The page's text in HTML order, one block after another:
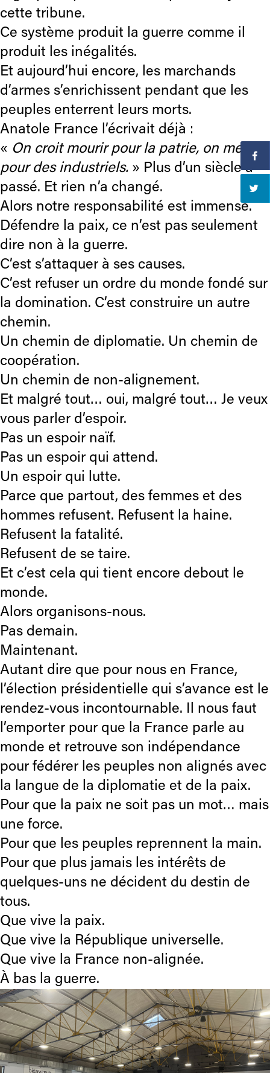
cette tribune.
Ce système produit la guerre comme il
produit les inégalités.
Et aujourd’hui encore, les marchands
d’armes s’enrichissent pendant que les
peuples enterrent leurs morts.
Anatole France l’écrivait déjà :
« On croit mourir pour la patrie, on meurt
pour des industriels. » Plus d’un siècle a
passé. Et rien n’a changé.
Alors notre responsabilité est immense.
Défendre la paix, ce n’est pas seulement
dire non à la guerre.
C’est s’attaquer à ses causes.
C’est refuser un ordre du monde fondé sur
la domination. C’est construire un autre
chemin.
Un chemin de diplomatie. Un chemin de
coopération.
Un chemin de non-alignement.
Et malgré tout… oui, malgré tout… Je veux
vous parler d’espoir.
Pas un espoir naïf.
Pas un espoir qui attend.
Un espoir qui lutte.
Parce que partout, des femmes et des
hommes refusent. Refusent la haine.
Refusent la fatalité.
Refusent de se taire.
Et c’est cela qui tient encore debout le
monde.
Alors organisons-nous.
Pas demain.
Maintenant.
Autant dire que pour nous en France,
l’élection présidentielle qui s’avance est le
rendez-vous incontournable. Il nous faut
l’emporter pour que la France parle au
monde et retrouve son indépendance
pour fédérer les peuples non alignés avec
la langue de la diplomatie et de la paix.
Pour que la paix ne soit pas un mot… mais
une force.
Pour que les peuples reprennent la main.
Pour que plus jamais les intérêts de
quelques-uns ne décident du destin de
tous.
Que vive la paix.
Que vive la République universelle.
Que vive la France non-alignée.
À bas la guerre.